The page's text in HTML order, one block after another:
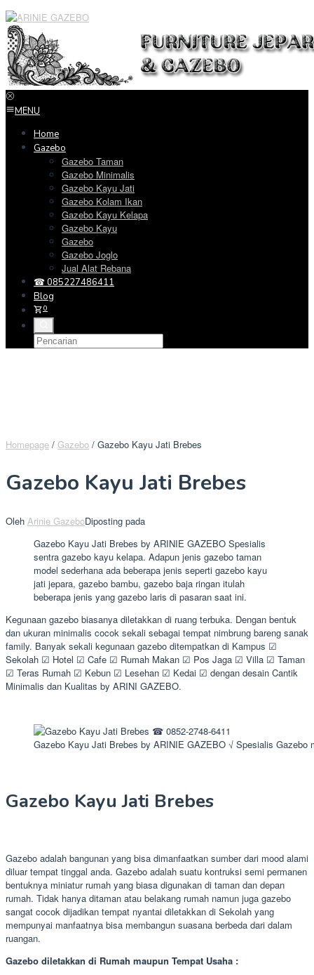
Loncat
ke
konten
MENU
Home
Gazebo
Gazebo Taman
Gazebo Minimalis
Gazebo Kayu Jati
Gazebo Kolam Ikan
Gazebo Kayu Kelapa
Gazebo Kayu
Gazebo
Gazebo Joglo
Jual Alat Rebana
☎ 085227486411
Blog
0
Homepage / Gazebo / Gazebo Kayu Jati Brebes
Gazebo Kayu Jati Brebes
Oleh Arinie GazeboDiposting pada
Gazebo Kayu Jati Brebes by ARINIE GAZEBO Spesialis
sentra gazebo kayu kelapa. Adapun jenis gazebo taman
model sederhana ada beberapa jenis seperti gazebo kayu
jati jepara, gazebo bambu, gazebo baja ringan itulah
beberapa jenis yang gazebo laris di pasaran saat ini.
Kegunaan gazebo biasanya diletakkan di ruang terbuka. Dengan bentuk
dan ukuran minimalis cocok sekali sebagai tempat nimbrung bareng sanak
family. Banyak sekali kegunaan gazebo ditempatkan di Kampus ☑
Sekolah ☑ Hotel ☑ Cafe ☑ Rumah Makan ☑ Pos Jaga ☑ Villa ☑ Taman
☑ Teras Rumah ☑ Kebun ☑ Lesehan ☑ Kedai ☑ dengan desain Cantik
Minimalis dan Kualitas by ARINI GAZEBO.
Gazebo Kayu Jati Brebes by ARINIE GAZEBO √ Spesialis Gazebo
Gazebo Kayu Jati Brebes
Gazebo adalah bangunan yang bisa dimanfaatkan sumber dari mood alami
diluar tempat tinggal anda. Gazebo adalah suatu kontruksi semi permanen
bentuknya miniatur rumah yang biasa digunakan di taman dan depan
rumah. Tidak hanya ditaman atau belakang rumah namun juga gazebo
sangat cocok dijadikan tempat nyantai diletakkan di Sekolah yang
mempunyai manfaatnya bisa membangun suasana berbeda dari dalam
ruangan.
Gazebo diletakkan di Rumah maupun Tempat Usaha :